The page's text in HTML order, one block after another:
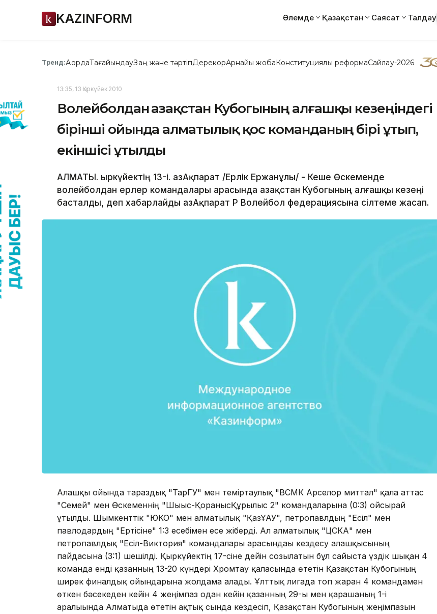
KAZINFORM Әлемде Қазақстан Саясат Талдау
Тренд:АқордаТағайындауЗаң және тәртіпДерекқорАрнайы жобаКонституциялық реформаСайлау-2026
13:35, 13 Қыркүйек 2010
Волейболдан Қазақстан Кубогының алғашқы кезеңіндегі
бірінші ойында алматылық қос команданың бірі ұтып,
екіншісі ұтылды
АЛМАТЫ. Қыркүйектің 13-і. ҚазАқпарат /Ерлік Ержанұлы/ - Кеше Өскеменде
волейболдан ерлер командалары арасында Қазақстан Кубогының алғашқы кезеңі
басталды, деп хабарлайды ҚазАқпарат ҚР Волейбол федерациясына сілтеме жасап.
Алғашқы ойында тараздық "ТарГУ" мен теміртаулық "ВСМК Арселор миттал" қала аттас
"Семей" мен Өскеменнің "Шығыс-ҚорғанысҚұрылыс 2" командаларына (0:3) ойсырай
ұтылды. Шымкенттік "ЮКО" мен алматылық "ҚазҰАУ", петропавлдың "Есіл" мен
павлодардың "Ертісіне" 1:3 есебімен есе жіберді. Ал алматылық "ЦСКА" мен
петропавлдық "Есіл-Виктория" командалары арасындағы кездесу алғашқысының
пайдасына (3:1) шешілді. Қыркүйектің 17-сіне дейін созылатын бұл сайыста үздік шықан 4
команда енді қазанның 13-20 күндері Хромтау қаласында өтетін Қазақстан Кубогының
ширек финалдық ойындарына жолдама алады. Ұлттық лигада топ жарған 4 командамен
өткен бәсекеден кейін 4 жеңімпаз одан кейін қазанның 29-ы мен қарашаның 1-і
аралығында Алматыда өтетін ақтық сында кездесіп, Қазақстан Кубогының жеңімпазын